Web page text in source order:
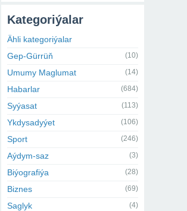
Kategoriýalar
Ähli kategoriýalar
Gep-Gürrüň
(10)
Umumy Maglumat (14)
Habarlar (684)
Syýasat (113)
Ykdysadyýet (106)
Sport (246)
Aýdym-saz (3)
Biýografiýa (28)
Biznes (69)
Saglyk (4)